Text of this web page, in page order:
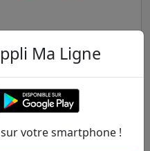
D E
Ma Ligne
votre smartphone !